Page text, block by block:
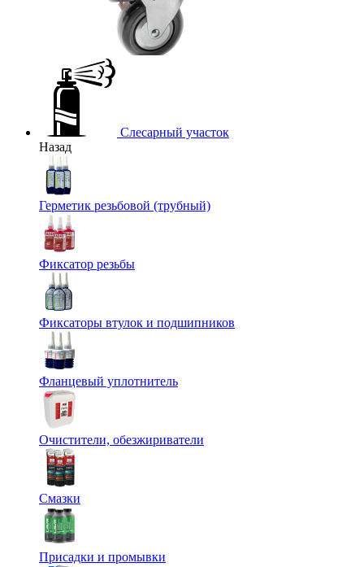
Слесарный участок
Назад
Герметик резьбовой (трубный)
Фиксатор резьбы
Фиксаторы втулок и подшипников
Фланцевый уплотнитель
Очистители, обезжириватели
Смазки
Присадки и промывки